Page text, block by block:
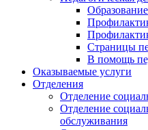
Образование
Страницы
В помощь
Оказываемые услуги
Отделения
Отделение
Отделение
обслуживания